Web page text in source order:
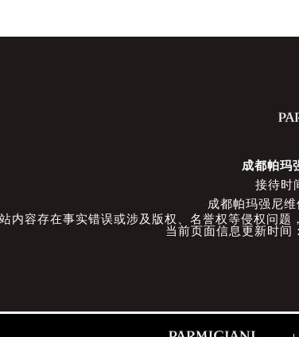
成都帕玛
接待时
成都帕玛强尼
内容存在事实错误或涉及版权、名誉权等侵权问
当前页面信息更新时间